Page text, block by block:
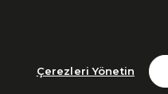
Çerezleri Yönetin